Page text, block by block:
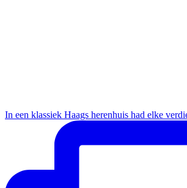
In een klassiek Haags herenhuis had elke